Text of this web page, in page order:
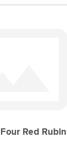
Red Rubin